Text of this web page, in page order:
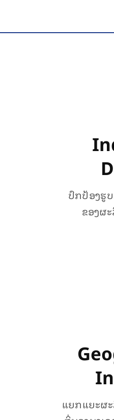
ປົກປ້ອງຮູ
ຂອງຜ
ແຍກແຍະຜ